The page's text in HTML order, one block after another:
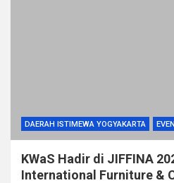
DAERAH ISTIMEWA YOGYAKARTA
KWaS Hadir di JIFFINA
International Furniture &